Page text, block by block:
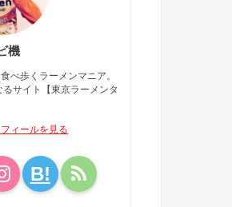
機
べ歩くラーメンマニア。
サイト【東京ラーメンタ
ィールを見る
B!